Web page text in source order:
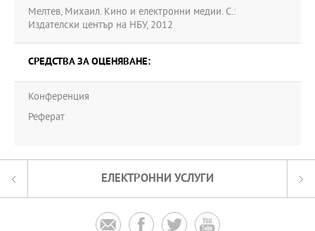
Мелтев, Михаил. Кино и електронни медии. С.:
Издателски център на НБУ, 2012
СРЕДСТВА ЗА ОЦЕНЯВАНЕ:
Конференция
Реферат
ЕЛЕКТРОННИ УСЛУГИ
   